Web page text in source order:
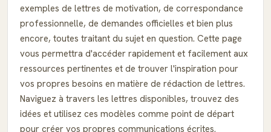
exemples de lettres de motivation, de correspondance
professionnelle, de demandes officielles et bien plus
encore, toutes traitant du sujet en question. Cette page
vous permettra d'accéder rapidement et facilement aux
ressources pertinentes et de trouver l'inspiration pour
vos propres besoins en matière de rédaction de lettres.
Naviguez à travers les lettres disponibles, trouvez des
idées et utilisez ces modèles comme point de départ
pour créer vos propres communications écrites.